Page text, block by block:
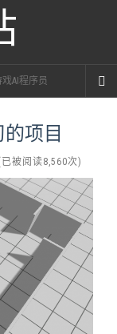
AI程序员
项目
已被阅读8,560次)